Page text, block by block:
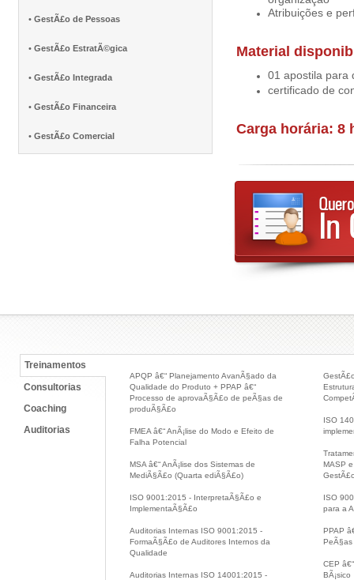
• GestÃ£o de Pessoas
• GestÃ£o EstratÃ©gica
• GestÃ£o Integrada
• GestÃ£o Financeira
• GestÃ£o Comercial
Atribuições e
Material
01 apostila para
certificado de
Carga horária: 8
Treinamentos
Consultorias
Coaching
Auditorias
APQP â€“ Planejamento AvanÃ§ado da
Qualidade do Produto + PPAP â€“
Processo de aprovaÃ§Ã£o de peÃ§as de
produÃ§Ã£o
FMEA â€“ AnÃ¡lise do Modo e Efeito de
Falha Potencial
MSA â€“ AnÃ¡lise dos Sistemas de
MediÃ§Ã£o (Quarta ediÃ§Ã£o)
ISO 9001:2015 - InterpretaÃ§Ã£o e
ImplementaÃ§Ã£o
Auditorias Internas ISO 9001:2015 -
FormaÃ§Ã£o de Auditores Internos da
Qualidade
Auditorias Internas ISO 14001:2015 -
ISO
MASP
ISO
para a
PPAP
CEP
BÃ¡sico